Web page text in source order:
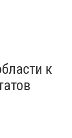
к